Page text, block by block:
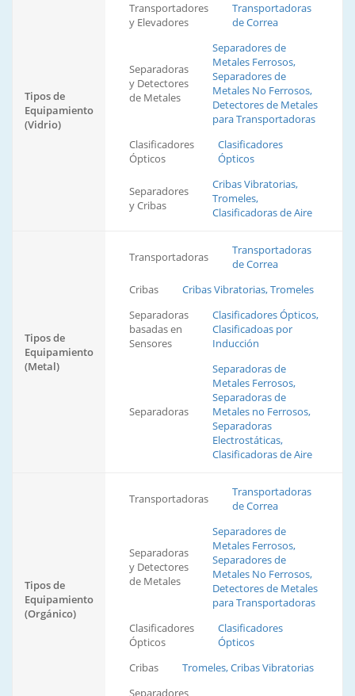
Tipos de
Equipamiento
(Vidrio)
Transportadores
y Elevadores
Transportadoras
de Correa
Separadoras
y Detectores
de Metales
Separadores de
Metales Ferrosos,
Separadores de
Metales No Ferrosos,
Detectores de Metales
para Transportadoras
Clasificadores
Ópticos
Clasificadores
Ópticos
Separadores
y Cribas
Cribas Vibratorias,
Tromeles,
Clasificadoras de Aire
Tipos de
Equipamiento
(Metal)
Transportadoras
Transportadoras
de Correa
Cribas
Cribas Vibratorias, Tromeles
Separadoras
basadas en
Sensores
Clasificadores Ópticos,
Clasificadoas por
Inducción
Separadoras
Separadoras de
Metales Ferrosos,
Separadoras de
Metales no Ferrosos,
Separadoras
Electrostáticas,
Clasificadoras de Aire
Tipos de
Equipamiento
(Orgánico)
Transportadoras
Transportadoras
de Correa
Separadoras
y Detectores
de Metales
Separadores de
Metales Ferrosos,
Separadores de
Metales No Ferrosos,
Detectores de Metales
para Transportadoras
Clasificadores
Ópticos
Clasificadores
Ópticos
Cribas
Tromeles, Cribas Vibratorias
Separadores